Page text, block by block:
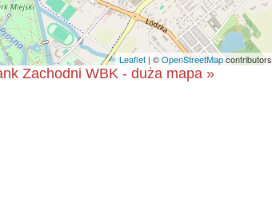
Leaflet | ©OpenStreetMapcontributors
Zachodni WBK - duża mapa »